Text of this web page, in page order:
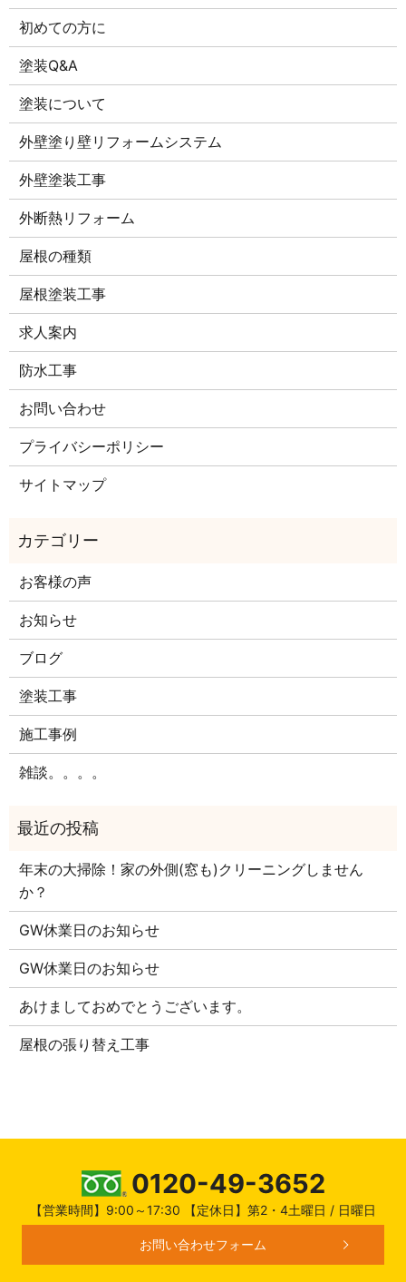
初めての方に
塗装Q&A
塗装について
外壁塗り壁リフォームシステム
外壁塗装工事
外断熱リフォーム
屋根の種類
屋根塗装工事
求人案内
防水工事
お問い合わせ
プライバシーポリシー
サイトマップ
お客様の声
お知らせ
ブログ
塗装工事
施工事例
雑談。。。。
年末の大掃除！家の外側(窓も)クリーニングしません
か？
GW休業日のお知らせ
GW休業日のお知らせ
あけましておめでとうございます。
屋根の張り替え工事
0120-49-3652
【営業時間】9:00～17:30 【定休日】第2・4土曜日 / 日曜日
お問い合わせフォーム